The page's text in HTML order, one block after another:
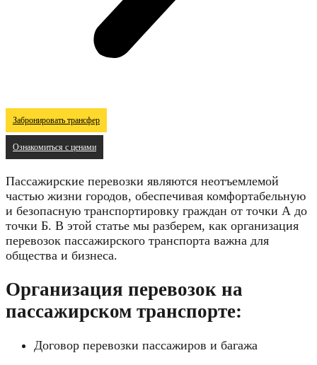
Забронировать трансфер
Ознакомиться с ценами
Пассажирские перевозки являются неотъемлемой
частью жизни городов, обеспечивая комфортабельную
и безопасную транспортировку граждан от точки А до
точки Б. В этой статье мы разберем, как организация
перевозок пассажирского транспорта важна для
общества и бизнеса.
Организация перевозок на
пассажирском транспорте:
Договор перевозки пассажиров и багажа